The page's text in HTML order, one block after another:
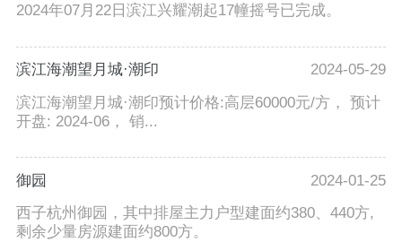
2024年07月22日滨江兴耀潮起17幢摇号已完成。
滨江海潮望月城·潮印
2024-05-29
滨江海潮望月城·潮印预计价格:高层60000元/方， 预计
开盘: 2024-06， 销...
御园
2024-01-25
西子杭州御园，其中排屋主力户型建面约380、440方,
剩余少量房源建面约800方。